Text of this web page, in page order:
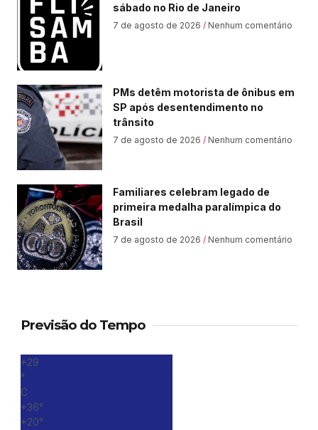
sábado no Rio de Janeiro
7 de agosto de 2026 Nenhum comentário
PMs detêm motorista de ônibus em
SP após desentendimento no
trânsito
7 de agosto de 2026 Nenhum comentário
Familiares celebram legado de
primeira medalha paralímpica do
Brasil
7 de agosto de 2026 Nenhum comentário
Previsão do Tempo
+29
°
C
+36°
+20°